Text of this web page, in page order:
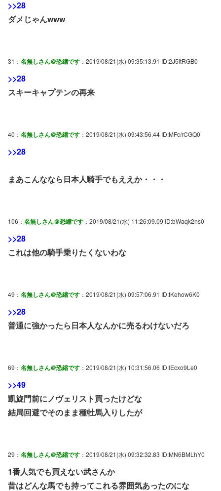
>>28
ダメじゃんwww
31： 名無しさん＠恐縮です ：2019/08/21(水) 09:35:13.91 ID:2J5itRGB0
>>28
スキーキャプテンの再来
40： 名無しさん＠恐縮です ：2019/08/21(水) 09:43:56.44 ID:MFc/rCGQ0
>>28
まあこんななら日本人騎手でもええか・・・
106： 名無しさん＠恐縮です ：2019/08/21(水) 11:26:09.09 ID:bWaqk2ns0
>>28
これは他の騎手乗りたくないわな
49： 名無しさん＠恐縮です ：2019/08/21(水) 09:57:06.91 ID:tKehow6K0
>>28
普通に強かったら日本人なんかに売るわけないだろ
69： 名無しさん＠恐縮です ：2019/08/21(水) 10:31:56.06 ID:lEcxo9Le0
>>49
凱旋門前にノヴェリスト買ったけどな
結局回避でそのまま種牡馬入りしたが
29： 名無しさん＠恐縮です ：2019/08/21(水) 09:32:32.83 ID:MN6BMLhY0
1番人気でも買えない武さんか
昔はどんな馬でも持ってこれる雰囲気あったのにな